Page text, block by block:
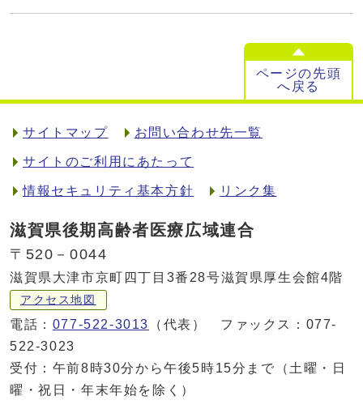
ページの先頭
へ戻る
サイトマップ お問い合わせ先一覧
サイトのご利用にあたって
情報セキュリティ基本方針 リンク集
滋賀県後期高齢者医療広域連合
〒520－0044
滋賀県大津市京町四丁目3番28号滋賀県厚生会館4階
アクセス地図
電話： 077-522-3013
（代表） ファックス：077-
522-3023
受付：午前8時30分から午後5時15分まで（土曜・日
曜・祝日・年末年始を除く）